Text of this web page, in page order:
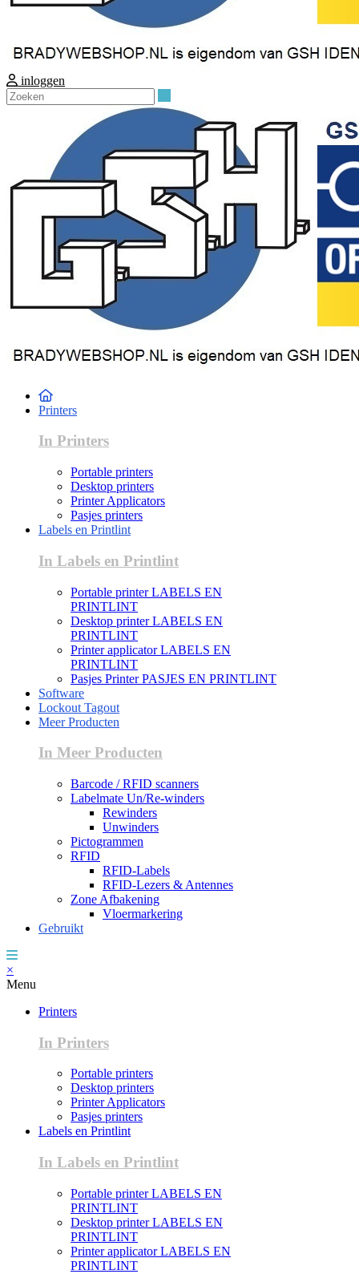
inloggen
Printers
In Printers
Portable printers
Desktop printers
Printer Applicators
Pasjes printers
Labels en Printlint
In Labels en Printlint
Portable printer LABELS EN
PRINTLINT
Desktop printer LABELS EN
PRINTLINT
Printer applicator LABELS EN
PRINTLINT
Pasjes Printer PASJES EN PRINTLINT
Software
Lockout Tagout
Meer Producten
In Meer Producten
Barcode / RFID scanners
Labelmate Un/Re-winders
Rewinders
Unwinders
Pictogrammen
RFID
RFID-Labels
RFID-Lezers & Antennes
Zone Afbakening
Vloermarkering
Gebruikt
×
Menu
Printers
In Printers
Portable printers
Desktop printers
Printer Applicators
Pasjes printers
Labels en Printlint
In Labels en Printlint
Portable printer LABELS EN
PRINTLINT
Desktop printer LABELS EN
PRINTLINT
Printer applicator LABELS EN
PRINTLINT